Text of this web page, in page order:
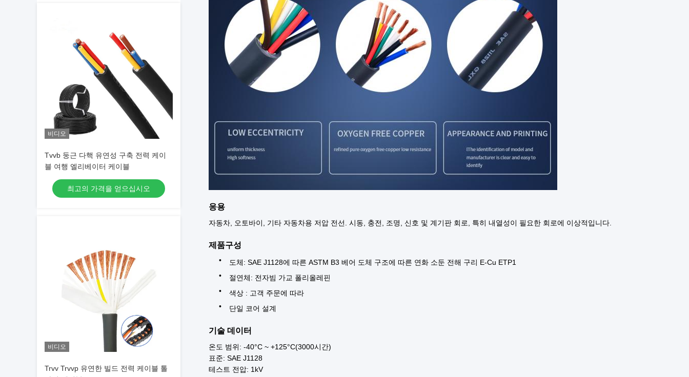
비디오
Tvvb 둥근 다핵 유연성 구축 전력 케이
블 여행 엘리베이터 케이블
최고의 가격을 얻으십시오
비디오
Trvv Trvvp 유연한 빌드 전력 케이블 톨
응용
자동차, 오토바이, 기타 자동차용 저압 전선. 시동, 충전, 조명, 신호 및 계기판 회로, 특히 내열성이 필요한 회로에 이상적입니다.
제품구성
도체: SAE J1128에 따른 ASTM B3 베어 도체 구조에 따른 연화 소둔 전해 구리 E-Cu ETP1
절연체: 전자빔 가교 폴리올레핀
색상 : 고객 주문에 따라
단일 코어 설계
기술 데이터
온도 범위: -40°C ~ +125°C(3000시간)
표준: SAE J1128
테스트 전압: 1kV